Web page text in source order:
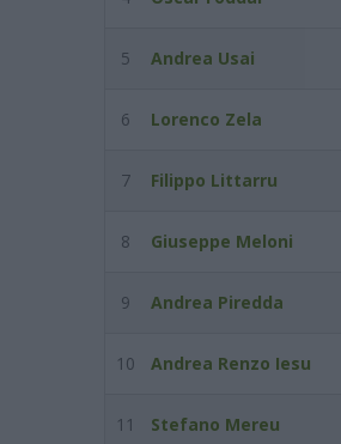
5 Andrea Usai
6 Lorenco Zela
7 Filippo Littarru
8 Giuseppe Meloni
9 Andrea Piredda
10 Andrea Renzo Iesu
11 Stefano Mereu